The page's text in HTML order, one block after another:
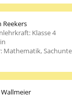
Reekers
Klasse 4
Mathematik,